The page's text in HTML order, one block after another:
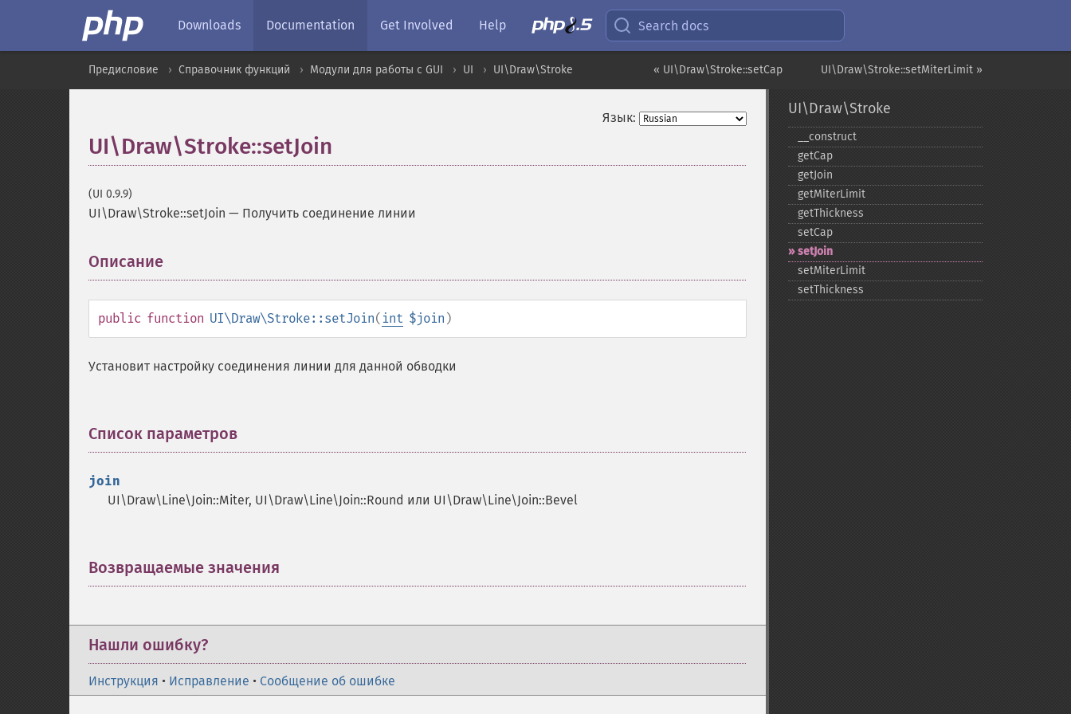
Downloads Documentation Get Involved Help Search docs
UI\Draw\Stroke::setMiterLimit »
« UI\Draw\Stroke::setCap
Предисловие Справочник функций Модули для работы с GUI UI UI\Draw\Stroke
Язык:
UI\Draw\Stroke::setJoin
(UI 0.9.9)
UI\Draw\Stroke::setJoin — Получить соединение линии
Описание
public function UI\Draw\Stroke::setJoin( int $join )
Установит настройку соединения линии для данной обводки
Список параметров
join
UI\Draw\Line\Join::Miter, UI\Draw\Line\Join::Round или UI\Draw\Line\Join::Bevel
Возвращаемые значения
Нашли ошибку?
Инструкция • Исправление • Сообщение об ошибке
UI\Draw\Stroke
_​_​construct
getCap
getJoin
getMiterLimit
getThickness
setCap
setJoin
setMiterLimit
setThickness